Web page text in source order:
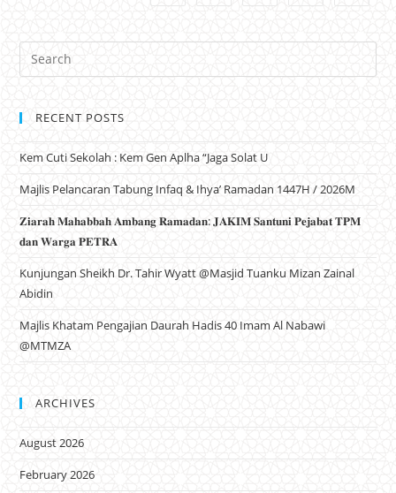
RECENT POSTS
Kem Cuti Sekolah : Kem Gen Aplha “Jaga Solat U
Majlis Pelancaran Tabung Infaq & Ihya’ Ramadan 1447H / 2026M
𝐙𝐢𝐚𝐫𝐚𝐡 𝐌𝐚𝐡𝐚𝐛𝐛𝐚𝐡 𝐀𝐦𝐛𝐚𝐧𝐠 𝐑𝐚𝐦𝐚𝐝𝐚𝐧: 𝐉𝐀𝐊𝐈𝐌 𝐒𝐚𝐧𝐭𝐮𝐧𝐢 𝐏𝐞𝐣𝐚𝐛𝐚𝐭 𝐓𝐏𝐌
𝐝𝐚𝐧 𝐖𝐚𝐫𝐠𝐚 𝐏𝐄𝐓𝐑𝐀
Kunjungan Sheikh Dr. Tahir Wyatt @Masjid Tuanku Mizan Zainal
Abidin
Majlis Khatam Pengajian Daurah Hadis 40 Imam Al Nabawi
@MTMZA
ARCHIVES
August 2026
February 2026